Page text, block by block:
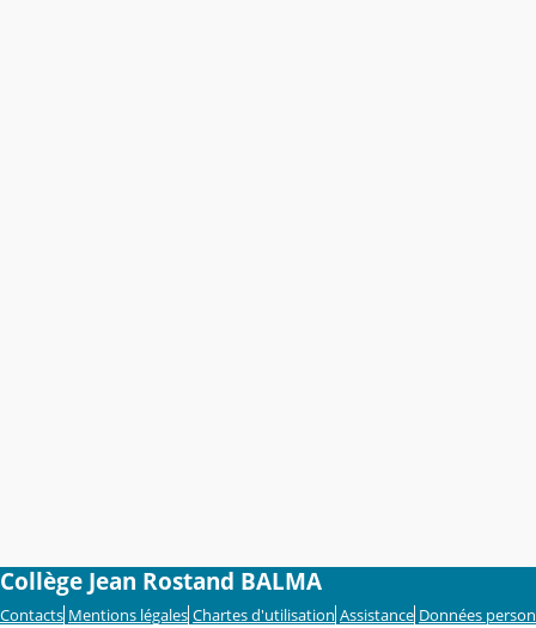
Collège Jean Rostand BALMA
Contacts Mentions légales Chartes d'utilisation Assistance Données